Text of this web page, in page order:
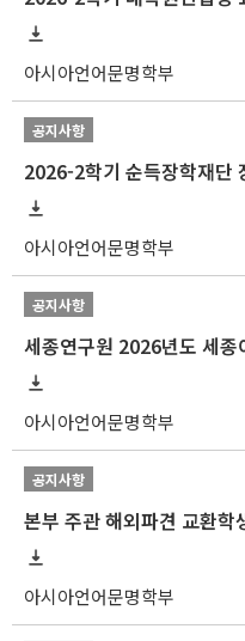
아시아언어문명학부
공지사항
아시아언어문명학부
공지사항
아시아언어문명학부
공지사항
본부 주관 해외파견 교환학
아시아언어문명학부